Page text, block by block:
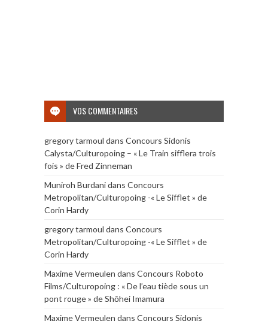
VOS COMMENTAIRES
gregory tarmoul dans Concours Sidonis
Calysta/Culturopoing – « Le Train sifflera trois
fois » de Fred Zinneman
Muniroh Burdanidans Concours
Metropolitan/Culturopoing -« Le Sifflet » de
Corin Hardy
gregory tarmoul dans Concours
Metropolitan/Culturopoing -« Le Sifflet » de
Corin Hardy
Maxime Vermeulen dans Concours Roboto
Films/Culturopoing : « De l’eau tiède sous un
pont rouge » de Shōhei Imamura
Maxime Vermeulen dans Concours Sidonis